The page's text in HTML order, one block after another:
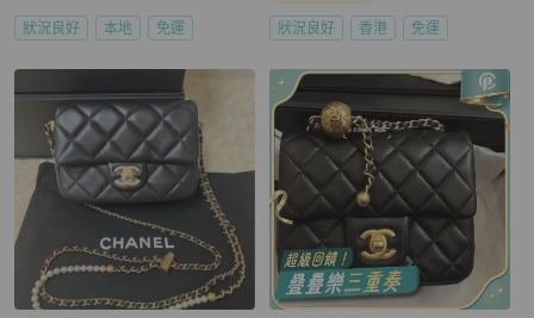
狀況良好 本地 免運 狀況良好 香港 免運